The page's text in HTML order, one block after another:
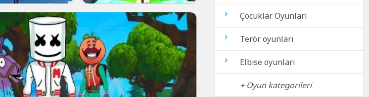
Çocuklar Oyunları
Terör oyunları
Elbise oyunları
+ Oyun kategorileri